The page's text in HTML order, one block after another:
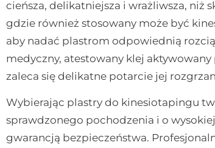
cieńsza, delikatniejsza i wrażliwsza, niż
gdzie również stosowany może być
aby nadać plastrom odpowiednią
medyczny, atestowany klej
zaleca się delikatne potarcie jej
Wybierając plastry do kinesiotapingu
sprawdzonego pochodzenia i o
gwarancją bezpieczeństwa.